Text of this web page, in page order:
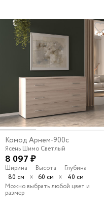
Комод Арнем-900c
Ясень Шимо Светлый
8 097 ₽
Ширина
80 см
х
Высота
60 см
х
Глубина
40 см
Можно выбрать любой цвет и
размер